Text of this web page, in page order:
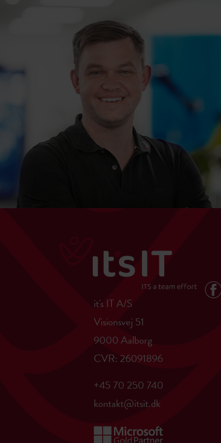
it's IT A/S
Visionsvej 51
9000 Aalborg
CVR: 26091896
+45 70 250 740
kontakt@itsit.dk